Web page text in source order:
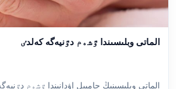
الماتى وبلىسىندا ٷشەم دٷنيەگە كەلدٸ
الماتى وبلىسىنىڭ جامبىل اۋدانىندا ٷشەم